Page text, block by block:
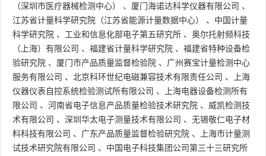
（深圳市医疗器械检测中心）
、 厦门海诺达科学仪器有限公司 、
江苏省计量科学研究院（江苏省能源计量数据中心）
、 中国计量
科学研究院 、 工业和信息化部电子第五研究所 、 奥尔托射频科技
（上海）有限公司 、 福建省计量科学研究院 、 福建省特种设备检
验研究院 、 厦门市产品质量监督检验院 、 广州赛宝计量检测中心
服务有限公司 、 北京科环世纪电磁兼容技术有限责任公司 、
上海
仪器仪表自控系统检验测试所有限公司 、
上海电器设备检测所有
限公司 、 河南省电子信息产品质量检验技术研究院 、 威凯检测技
术有限公司 、 深圳华太电子测量技术有限公司 、 无锡敬仁电子材
料科技有限公司 、 广东产品质量监督检验研究院 、
上海市计量测
试技术研究院有限公司 、 中国电子科技集团公司第三十三研究所